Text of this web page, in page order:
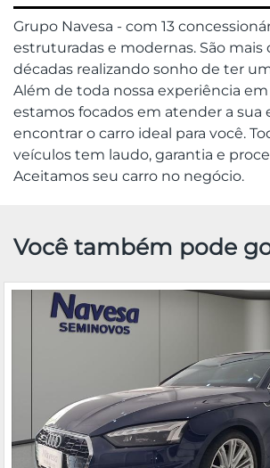
Grupo Navesa - com 13
estruturadas e modernas. São mais
décadas realizando sonho de ter
Além de toda nossa experiência
estamos focados em atender a sua
encontrar o carro ideal para você.
veículos tem laudo, garantia e
Aceitamos seu carro no negócio.
Você também pode